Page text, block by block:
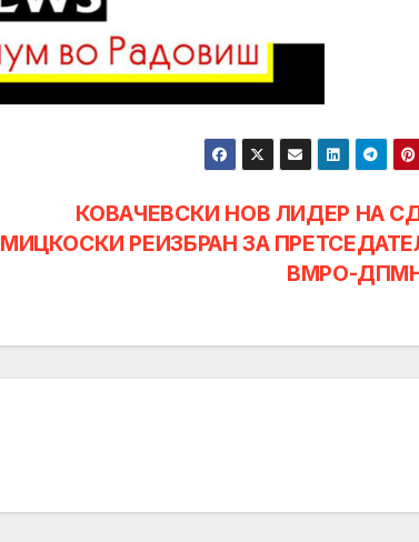
КОВАЧЕВСКИ НОВ ЛИДЕР НА
МИЦКОСКИ РЕИЗБРАН ЗА
ВМРО-